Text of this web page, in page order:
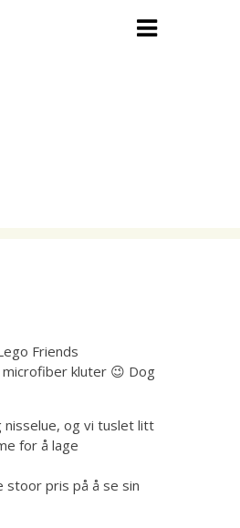
Friends
kluter 😉 Dog
nisselue, og vi tuslet litt
for å lage
stoor pris på å se sin